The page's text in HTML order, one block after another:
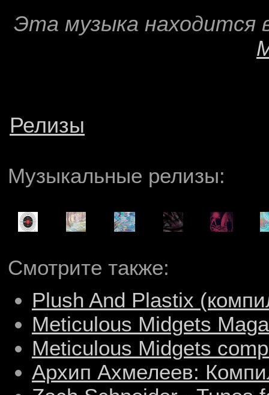
Эта музыка находится
Релизы
Музыкальные релизы:
Смотрите также:
Plush And Plastix
Meticulous Midgets
Meticulous Midgets
Архип Ахмелеев: